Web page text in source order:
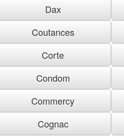
Dax
Coutances
Corte
Condom
Commercy
Cognac